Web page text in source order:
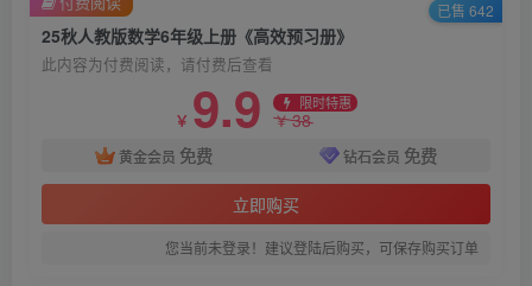
25秋人教版数学6年级上册《高效预习册》
此内容为付费阅读，请付费后查看
￥ 9.9 限时特惠
￥38
黄金会员 免费 钻石会员 免费
立即购买
您当前未登录！建议登陆后购买，可保存购买订单
已售 642